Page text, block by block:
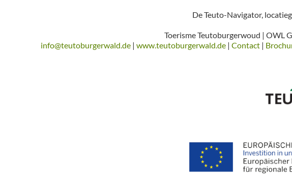
De Teuto-Navigator,
Toerisme Teutoburgerwoud | OWL
info@teutoburgerwald.de| www.teutoburgerwald.de| Contact|